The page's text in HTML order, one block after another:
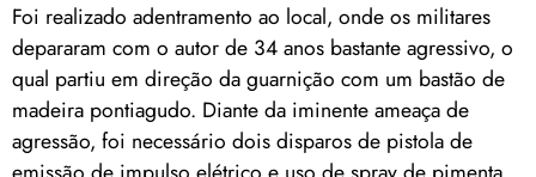
Foi realizado adentramento ao local, onde os militares
depararam com o autor de 34 anos bastante agressivo, o
qual partiu em direção da guarnição com um bastão de
madeira pontiagudo. Diante da iminente ameaça de
agressão, foi necessário dois disparos de pistola de